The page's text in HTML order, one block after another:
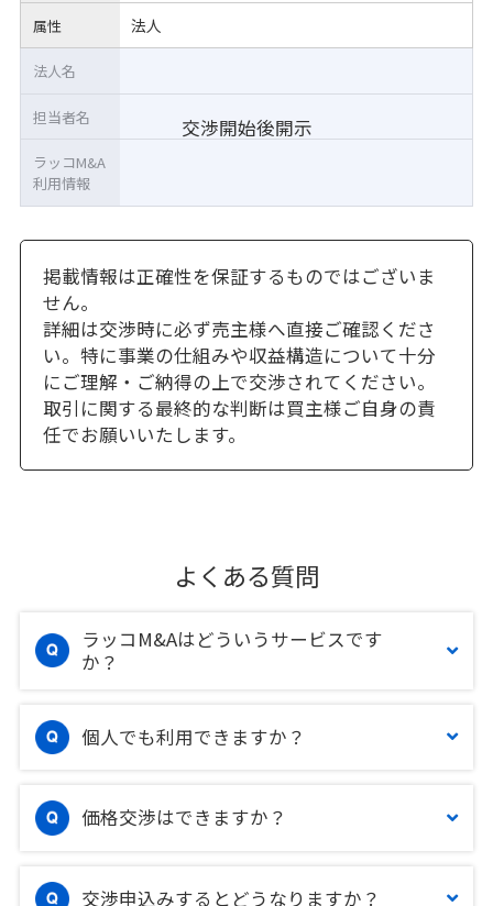
属性 法人
交渉開始後開示
法人名
担当者名
ラッコM&A
利用情報
掲載情報は正確性を保証するものではございま
せん。
詳細は交渉時に必ず売主様へ直接ご確認くださ
い。特に事業の仕組みや収益構造について十分
にご理解・ご納得の上で交渉されてください。
取引に関する最終的な判断は買主様ご自身の責
任でお願いいたします。
よくある質問
ラッコM&Aはどういうサービスです
か？
個人でも利用できますか？
価格交渉はできますか？
交渉申込みするとどうなりますか？